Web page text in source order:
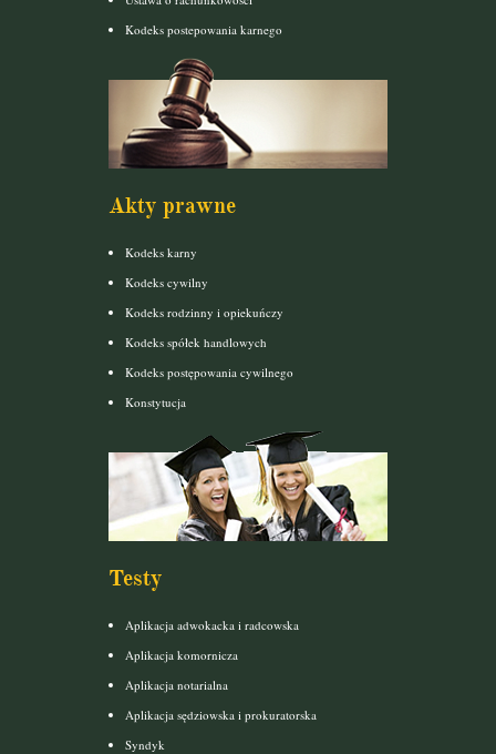
Kodeks postepowania karnego
Akty prawne
Kodeks karny
Kodeks cywilny
Kodeks rodzinny i opiekuńczy
Kodeks spółek handlowych
Kodeks postępowania cywilnego
Konstytucja
Testy
Aplikacja adwokacka i radcowska
Aplikacja komornicza
Aplikacja notarialna
Aplikacja sędziowska i prokuratorska
Syndyk